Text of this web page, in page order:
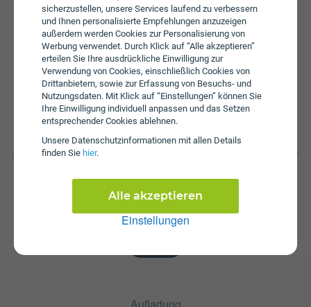
sicherzustellen, unsere Services laufend zu verbessern
und Ihnen personalisierte Empfehlungen anzuzeigen
außerdem werden Cookies zur Personalisierung von
Werbung verwendet. Durch Klick auf “Alle akzeptieren”
erteilen Sie Ihre ausdrückliche Einwilligung zur
Verwendung von Cookies, einschließlich Cookies von
Drittanbietern, sowie zur Erfassung von Besuchs- und
Nutzungsdaten. Mit Klick auf “Einstellungen” können Sie
Ihre Einwilligung individuell anpassen und das Setzen
entsprechender Cookies ablehnen.
Unsere Daten­schutz­informationen mit allen Details
finden Sie hier.
Einstellungen
Alle akzeptieren
erhoben.
Startpaket
Die SIM-Karte zum Tarif TAKE IT 15 ist kostenlos und über
können nach Erhalt der Karte hinzugebucht werden.